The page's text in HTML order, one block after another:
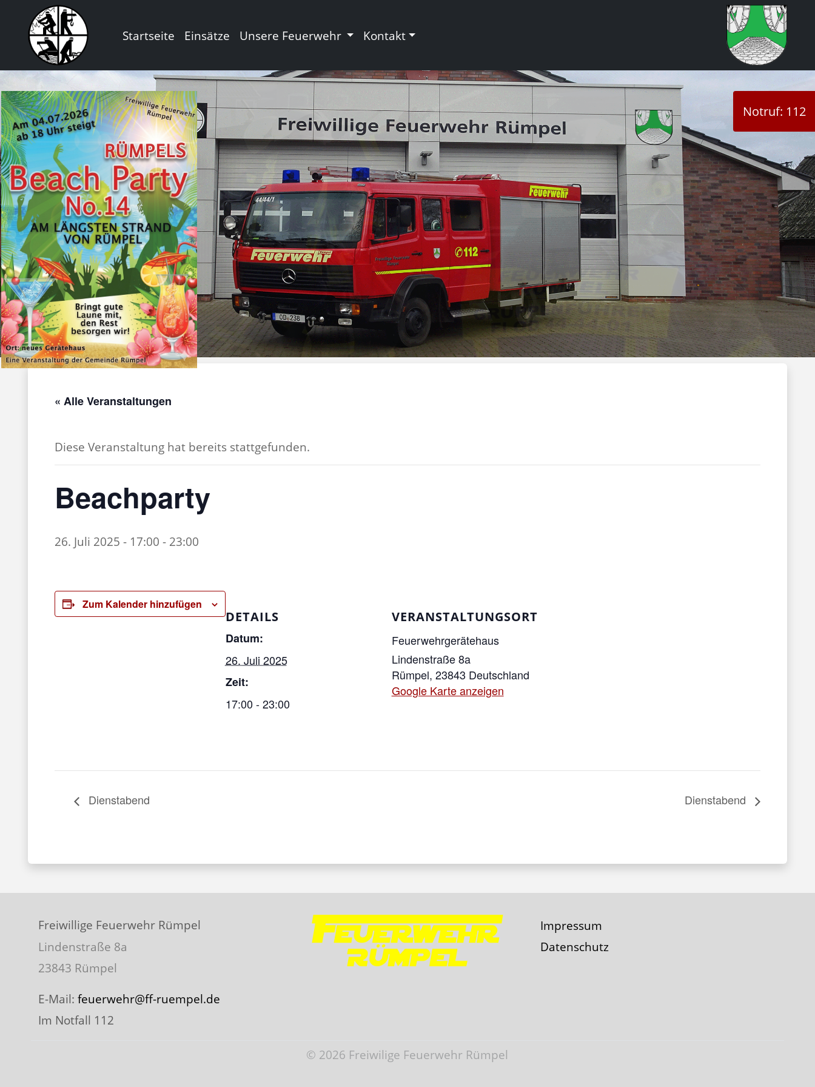
Startseite Einsätze Unsere Feuerwehr Kontakt
Notruf: 112
« Alle Veranstaltungen
Diese Veranstaltung hat bereits stattgefunden.
Beachparty
26. Juli 2025 - 17:00 - 23:00
Zum Kalender hinzufügen
DETAILS
Datum:
26. Juli 2025
Zeit:
17:00 - 23:00
VERANSTALTUNGSORT
Feuerwehrgerätehaus
Lindenstraße 8a
Rümpel, 23843 Deutschland
Google Karte anzeigen
Dienstabend Dienstabend
Freiwillige Feuerwehr Rümpel
Lindenstraße 8a
23843 Rümpel
E-Mail: feuerwehr@ff-ruempel.de
Im Notfall 112
Impressum
Datenschutz
© 2026 Freiwilige Feuerwehr Rümpel